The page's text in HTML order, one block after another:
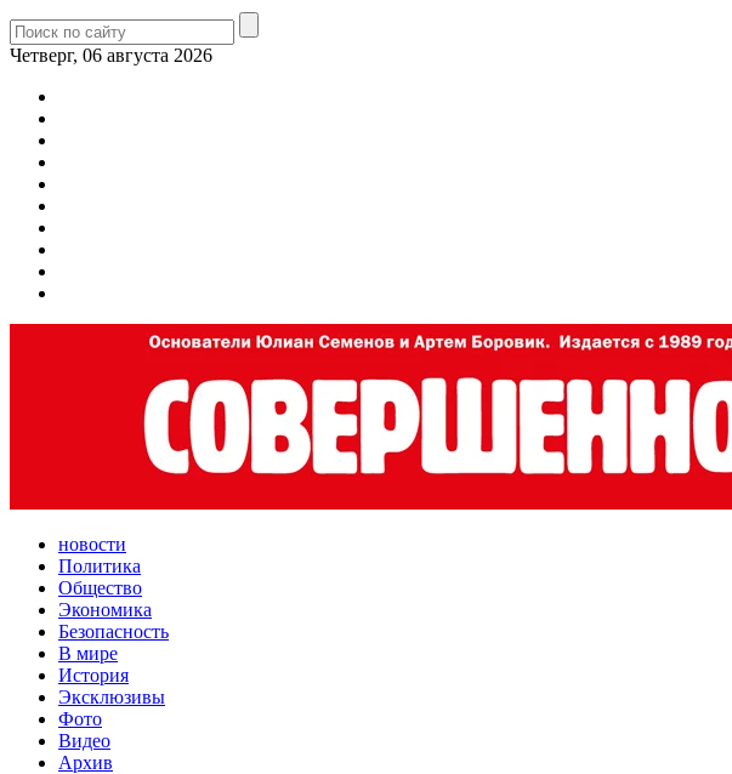
Четверг, 06 августа 2026
новости
Политика
Общество
Экономика
Безопасность
В мире
История
Эксклюзивы
Фото
Видео
Архив